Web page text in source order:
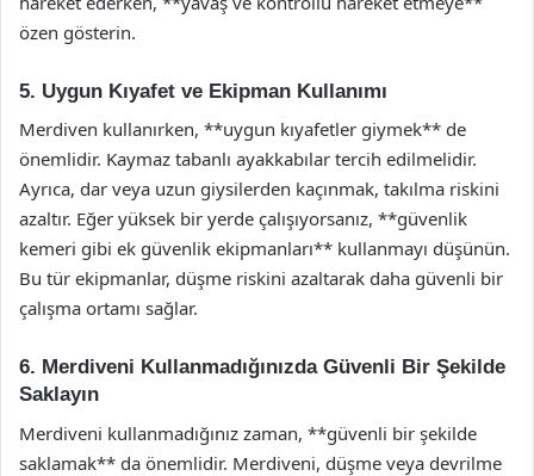
özen gösterin.
5. Uygun Kıyafet ve Ekipman Kullanımı
Merdiven kullanırken, **uygun kıyafetler giymek** de
önemlidir. Kaymaz tabanlı ayakkabılar tercih edilmelidir.
Ayrıca, dar veya uzun giysilerden kaçınmak, takılma riskini
azaltır. Eğer yüksek bir yerde çalışıyorsanız, **güvenlik
kemeri gibi ek güvenlik ekipmanları** kullanmayı düşünün.
Bu tür ekipmanlar, düşme riskini azaltarak daha güvenli bir
çalışma ortamı sağlar.
6. Merdiveni Kullanmadığınızda Güvenli Bir Şekilde
Saklayın
Merdiveni kullanmadığınız zaman, **güvenli bir şekilde
saklamak** da önemlidir. Merdiveni, düşme veya devrilme